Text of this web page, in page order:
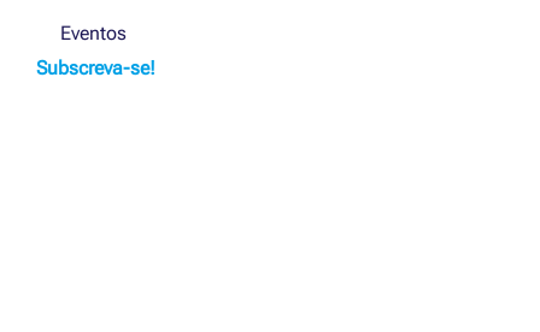
Eventos
Subscreva-se!